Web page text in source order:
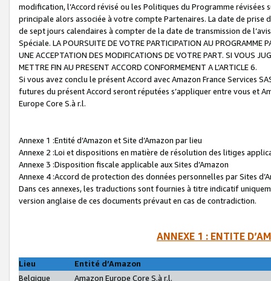
modification, l’Accord révisé ou les Politiques du Programme
principale alors associée à votre compte Partenaires. La date de
de sept jours calendaires à compter de la date de transmission de
Spéciale. LA POURSUITE DE VOTRE PARTICIPATION AU PROGRAMME
UNE ACCEPTATION DES MODIFICATIONS DE VOTRE PART. SI VOUS
METTRE FIN AU PRESENT ACCORD CONFORMEMENT A L’ARTICLE 6.
Si vous avez conclu le présent Accord avec Amazon France Services
futures du présent Accord seront réputées s’appliquer entre vous et
Europe Core S.à r.l.
Annexe 1 :Entité d’Amazon et Site d’Amazon par lieu
Annexe 2 :Loi et dispositions en matière de résolution des litiges
Annexe 3 :Disposition fiscale applicable aux Sites d’Amazon
Annexe 4 :Accord de protection des données personnelles par Sites
Dans ces annexes, les traductions sont fournies à titre indicatif
version anglaise de ces documents prévaut en cas de contradiction.
ANNEXE 1 : ENTITE
Lieu
Entité d’Amazon
Belgique
Amazon Europe Core S.à r.l.